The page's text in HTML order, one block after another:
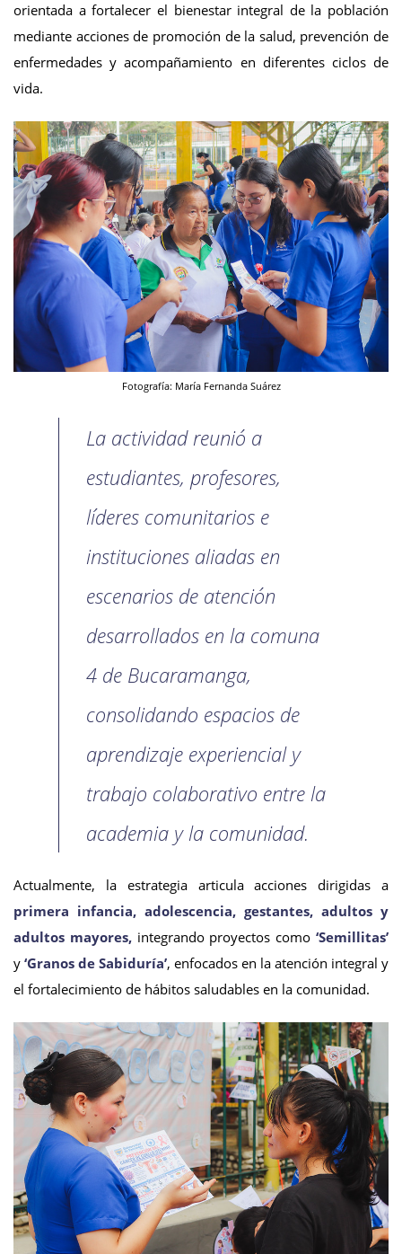
orientada a fortalecer el bienestar integral de la población
mediante acciones de promoción de la salud, prevención de
enfermedades y acompañamiento en diferentes ciclos de
vida.
Fotografía: María Fernanda Suárez
La actividad reunió a
estudiantes, profesores,
líderes comunitarios e
instituciones aliadas en
escenarios de atención
desarrollados en la comuna
4 de Bucaramanga,
consolidando espacios de
aprendizaje experiencial y
trabajo colaborativo entre la
academia y la comunidad.
Actualmente, la estrategia articula acciones dirigidas a
primera infancia, adolescencia, gestantes, adultos y
adultos mayores,integrando proyectos como‘Semillitas’
y ‘Granos de Sabiduría’, enfocados en la atención integral y
el fortalecimiento de hábitos saludables en la comunidad.